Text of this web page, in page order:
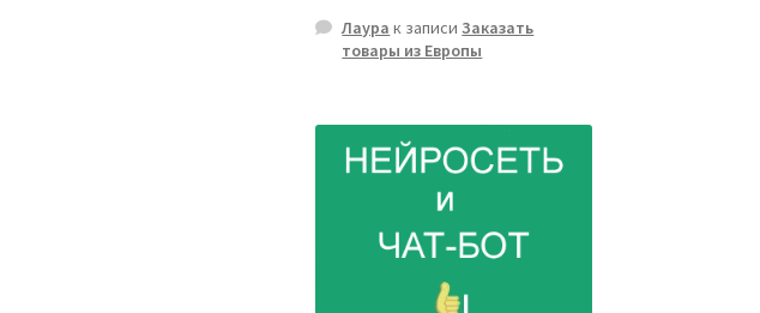
Лаура к записиЗаказать
товары из Европы